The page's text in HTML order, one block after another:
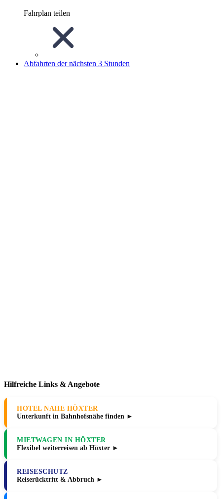
Fahrplan teilen
Abfahrten der nächsten 3 Stunden
Hilfreiche Links & Angebote
HOTEL NAHE HÖXTER
Unterkunft in Bahnhofsnähe finden ►
MIETWAGEN IN HÖXTER
Flexibel weiterreisen ab Höxter ►
REISESCHUTZ
Reiserücktritt & Abbruch ►